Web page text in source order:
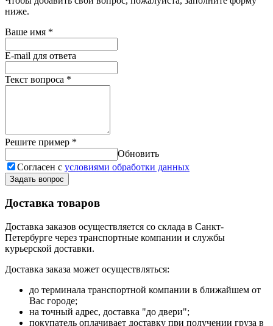
ниже.
Ваше имя *
E-mail для ответа
Текст вопроса *
Решите пример *
Обновить
Согласен с условиями обработки данных
Задать вопрос
Доставка товаров
Доставка заказов осуществляется со склада в Санкт-
Петербурге через транспортные компании и службы
курьерской доставки.
Доставка заказа может осуществляться:
до терминала транспортной компании в ближайшем от
Вас городе;
на точный адрес, доставка "до двери";
покупатель оплачивает доставку при получении груза в